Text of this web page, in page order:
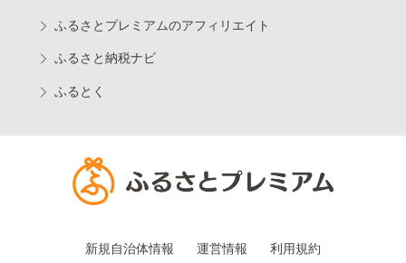
ふるさとプレミアムのアフィリエイト
ふるさと納税ナビ
ふるとく
新規自治体情報 運営情報 利用規約